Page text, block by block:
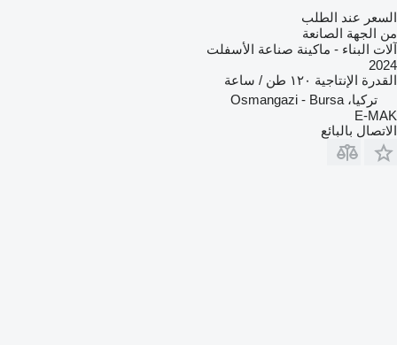
السعر عند الطلب
من الجهة الصانعة
آلات البناء - ماكينة صناعة الأسفلت
2024
القدرة الإنتاجية ١٢٠ طن / ساعة
تركيا، Osmangazi - Bursa
E-MAK
الاتصال بالبائع